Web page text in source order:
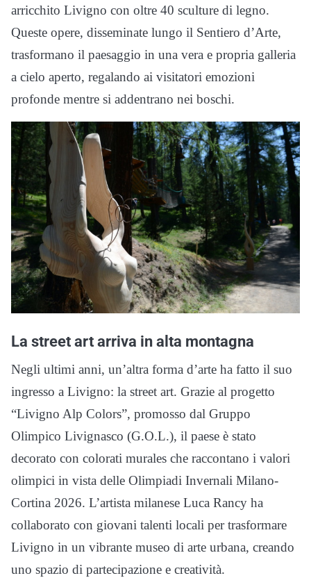
arricchito Livigno con oltre 40 sculture di legno.
Queste opere, disseminate lungo il Sentiero d’Arte,
trasformano il paesaggio in una vera e propria galleria
a cielo aperto, regalando ai visitatori emozioni
profonde mentre si addentrano nei boschi.
La street art arriva in alta montagna
Negli ultimi anni, un’altra forma d’arte ha fatto il suo
ingresso a Livigno: la street art. Grazie al progetto
“Livigno Alp Colors”, promosso dal Gruppo
Olimpico Livignasco (G.O.L.), il paese è stato
decorato con colorati murales che raccontano i valori
olimpici in vista delle Olimpiadi Invernali Milano-
Cortina 2026. L’artista milanese Luca Rancy ha
collaborato con giovani talenti locali per trasformare
Livigno in un vibrante museo di arte urbana, creando
uno spazio di partecipazione e creatività.